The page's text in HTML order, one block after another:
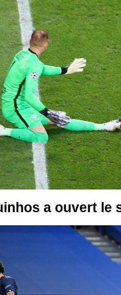
a ouvert le